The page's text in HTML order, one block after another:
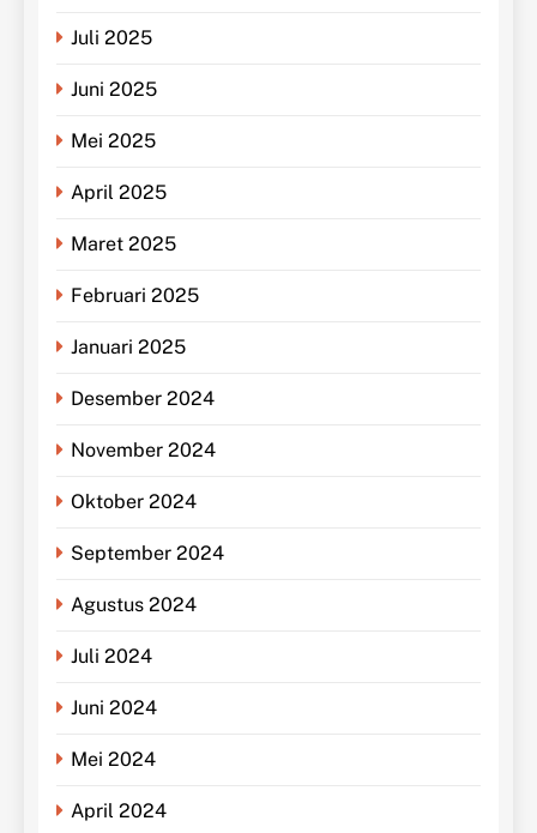
Juli 2025
Juni 2025
Mei 2025
April 2025
Maret 2025
Februari 2025
Januari 2025
Desember 2024
November 2024
Oktober 2024
September 2024
Agustus 2024
Juli 2024
Juni 2024
Mei 2024
April 2024